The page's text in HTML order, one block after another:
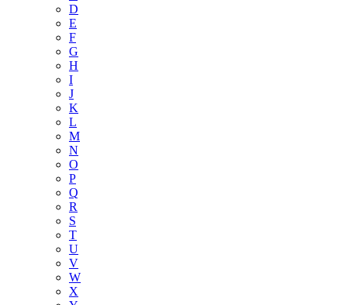
D
E
F
G
H
I
J
K
L
M
N
O
P
Q
R
S
T
U
V
W
X